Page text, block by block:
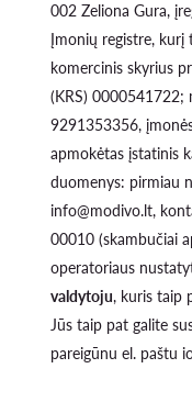
002 Zeliona Gura,
Įmonių registre, kurį
komercinis skyrius
(KRS) 0000541722;
9291353356,
apmokėtas įstatinis
duomenys: pirmiau
info@modivo.lt,
00010 (skambučiai
operatoriaus
valdytoju, kuris taip
Jūs taip pat galite
pareigūnu el. paštu